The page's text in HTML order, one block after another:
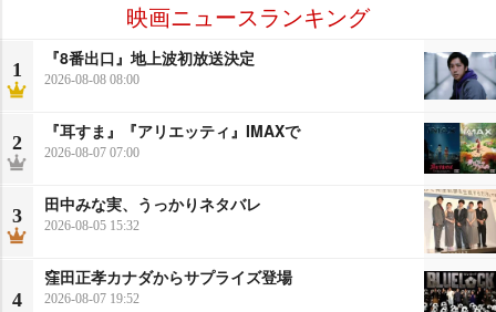
映画ニュースランキング
1
『8番出口』地上波初放送決定
2026-08-08 08:00
2
『耳すま』『アリエッティ』IMAXで
2026-08-07 07:00
3
田中みな実、うっかりネタバレ
2026-08-05 15:32
4
窪田正孝カナダからサプライズ登場
2026-08-07 19:52